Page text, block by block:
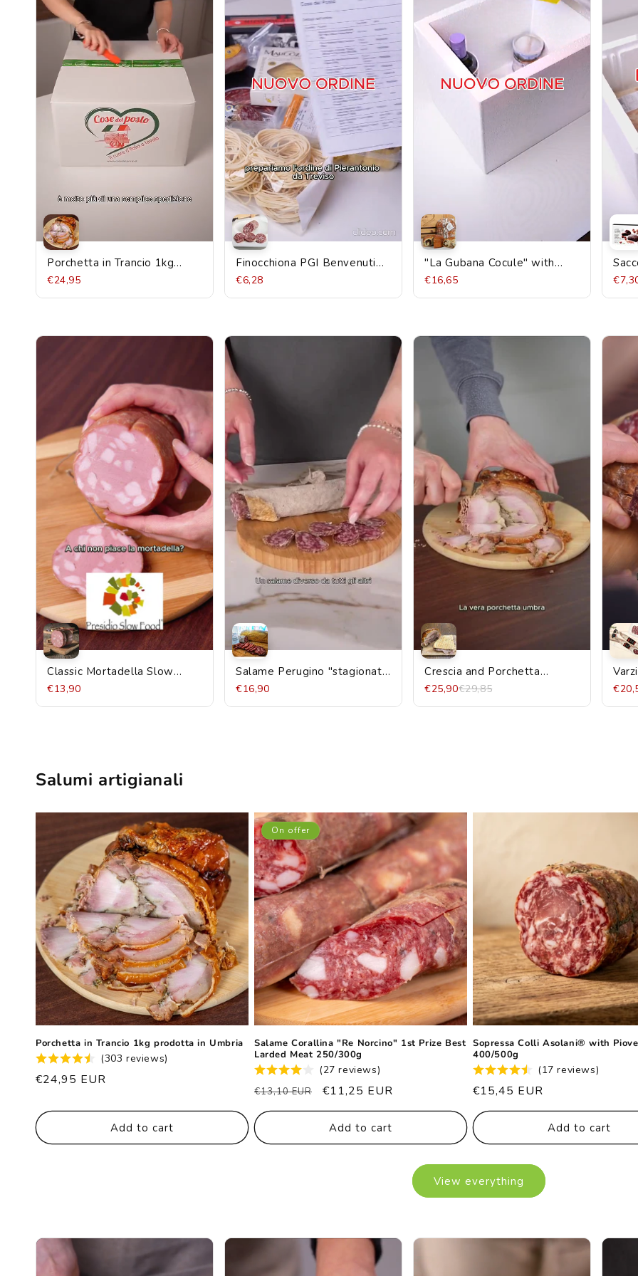
Porchetta in Trancio 1kg
prodotta in Umbria
€24,95
Finocchiona PGI Benvenuti
Lucca 250g
€6,28
"La Gubana Cocule" with
Walnuts, ancient Dorbolò
€16,65
alla
Classic Mortadella Slow
Food Bonfatti presidium
€13,90
Salame Perugino "stagionato
sotto Cenere" senza
€16,90
Crescia and Porchetta
tasting box
€25,90€29,85
Salumi artigianali
Porchetta in Trancio 1kg prodotta in Umbria
(303 reviews)
List
€24,95 EUR
Add to cart
On offer
Salame Corallina "Re Norcino" 1st Prize Best
Larded Meat 250/300g
(27 reviews)
List
price
€13,10 EUR Price
€11,25 EUR
Add to cart
Sopressa Colli Asolani® with
400/500g
(17 reviews)
List
price
€15,45 EUR
Add to cart
View everything